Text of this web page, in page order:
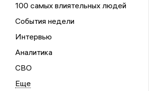
100 самых влиятельных людей
События недели
Интервью
Аналитика
СВО